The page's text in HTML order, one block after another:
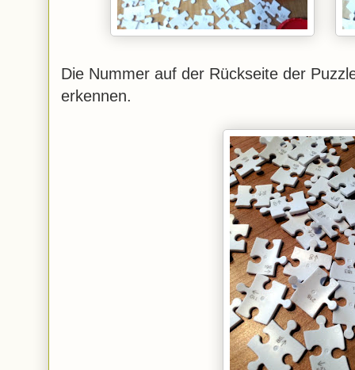
Die Nummer auf der Rückseite der
erkennen.